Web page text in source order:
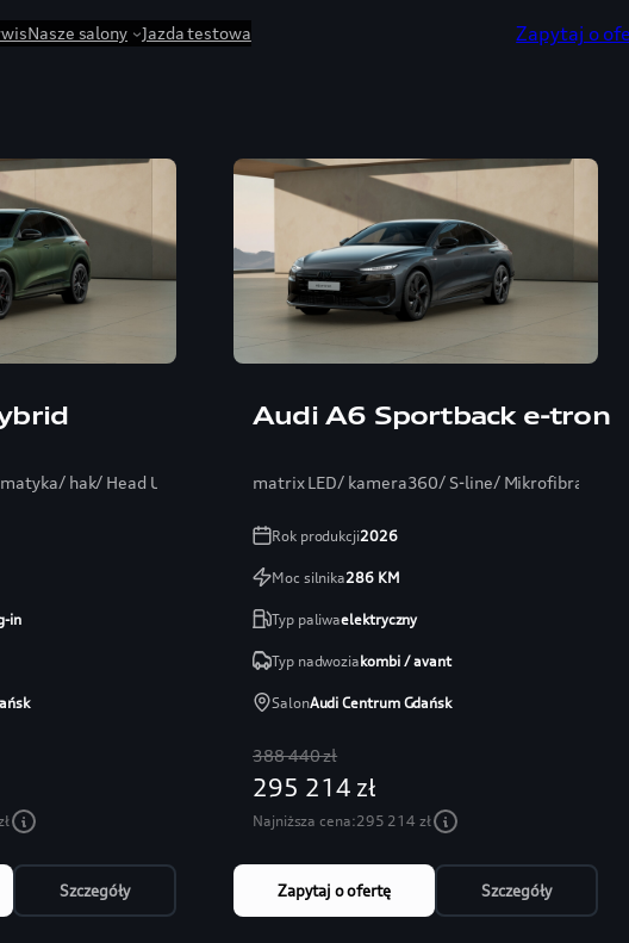
Nasze salony Jazda testowa Zapytaj o
hak/ Head Up/ Bang/ ambientePRO
in
Szczegóły
Audi A6 Sportback e-tron
matrix LED/ kamera360/ S-line/ Mikrofibra/
Rok produkcji2026
Moc silnika286KM
Typ paliwaelektryczny
Typ nadwoziakombi / avant
SalonAudi Centrum Gdańsk
388 440 zł
295 214 zł
Najniższa cena:295 214 zł
Zapytaj o ofertę Szczegóły